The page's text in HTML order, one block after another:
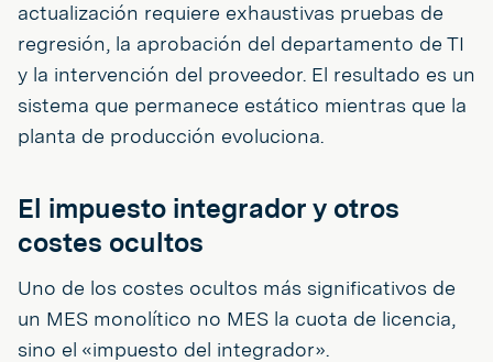
actualización requiere exhaustivas pruebas de
regresión, la aprobación del departamento de TI
y la intervención del proveedor. El resultado es un
sistema que permanece estático mientras que la
planta de producción evoluciona.
El impuesto integrador y otros
costes ocultos
Uno de los costes ocultos más significativos de
un MES monolítico no MES la cuota de licencia,
sino el «impuesto del integrador».